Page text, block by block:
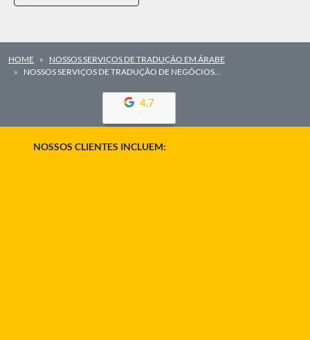
HOME
NOSSOS SERVIÇOS DE TRADUÇÃO EM ÁRABE
NOSSOS SERVIÇOS DE TRADUÇÃO DE NEGÓCIOS…
4,7
NOSSOS CLIENTES INCLUEM: